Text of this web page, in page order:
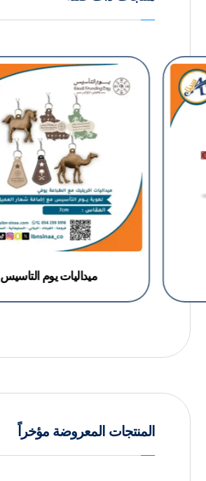
ميداليات يوم التاسيس
المنتجات المعروضة مؤخراً